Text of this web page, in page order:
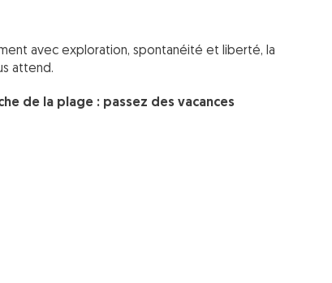
avec exploration, spontanéité et liberté, la
attend.
de la plage : passez des vacances